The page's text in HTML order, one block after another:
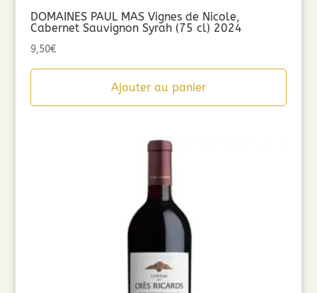
DOMAINES PAUL MAS Vignes de Nicole,
Cabernet Sauvignon Syrah (75 cl) 2024
9,50€
Ajouter au panier